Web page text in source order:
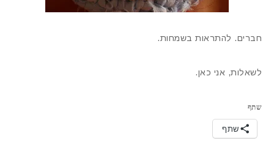
חברים. להתראות בשמחות.
לשאלות, אני כאן.
שתף
שתף